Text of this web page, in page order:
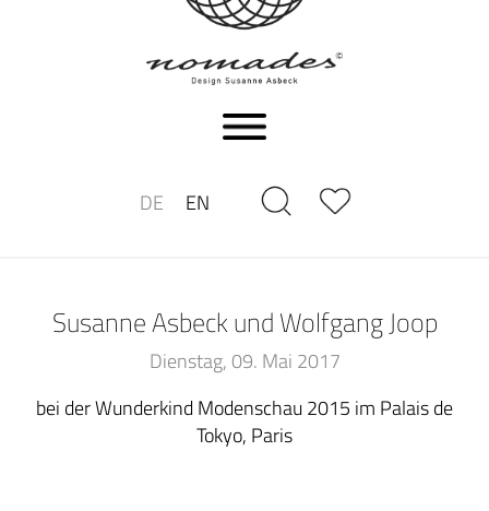
DE EN
Susanne Asbeck und Wolfgang Joop
Dienstag, 09. Mai 2017
bei der Wunderkind Modenschau 2015 im Palais de
Tokyo, Paris